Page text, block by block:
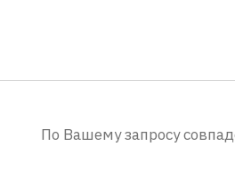
По Вашему запросу